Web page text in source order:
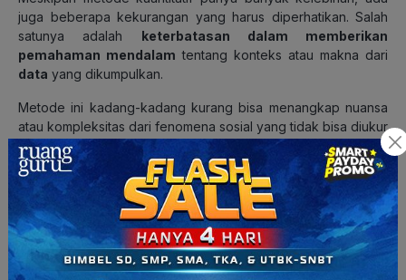
juga beberapa kekurangan yang harus diperhatikan. Salah
satunya adalah keterbatasan dalam memberikan
pemahaman mendalam tentang konteks atau makna dari
data yang dikumpulkan.
Metode ini kadang-kadang kurang bisa menangkap nuansa
atau kompleksitas dari fenomena sosial yang tidak bisa diukur
dengan angka.
Selain itu, penelitian kuantitatif bisa memerlukan biaya yang
cukup besar untuk mengumpulkan dan menganalisis data.
Jadi, meskipun data yang didapat bisa sangat berguna,
prosesnya tidak selalu cepat yaguys. Ini adalah hal yang
perlu dipertimbangkan ketika memilih metode penelitian.